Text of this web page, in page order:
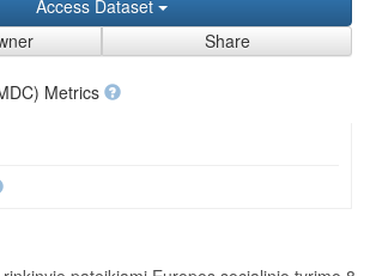
Access Dataset
Share
Metrics